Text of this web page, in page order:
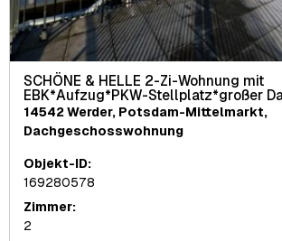
SCHÖNE & HELLE 2-Zi-Wohnung mit
EBK*Aufzug*PKW-Stellplatz*großer
14542 Werder, Potsdam-Mittelmarkt,
Dachgeschosswohnung
Objekt-ID:
169280578
Zimmer:
2